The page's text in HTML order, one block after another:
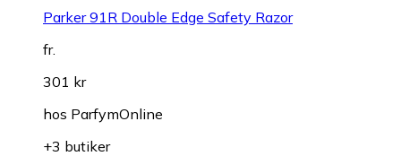
Parker 91R Double Edge Safety Razor
fr.
301 kr
hos ParfymOnline
+3 butiker